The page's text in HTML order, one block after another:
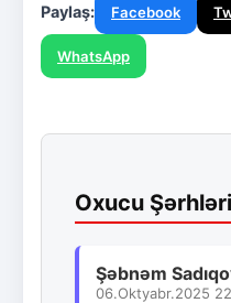
Paylaş: Facebook
WhatsApp
Oxucu Şərhləri
Şəbnəm
06.Oktyabr.2025